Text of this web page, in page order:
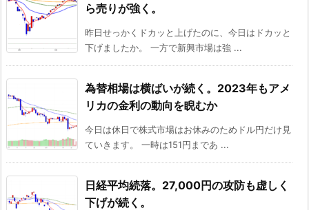
ら売りが強く。
昨日せっかくドカッと上げたのに、今日はドカッと
下げましたか。 一方で新興市場は強 ...
為替相場は横ばいが続く。2023年もアメ
リカの金利の動向を睨むか
今日は休日で株式市場はお休みのためドル円だけ見
ていきます。 一時は151円まであ ...
日経平均続落。27,000円の攻防も虚しく
下げが続く。